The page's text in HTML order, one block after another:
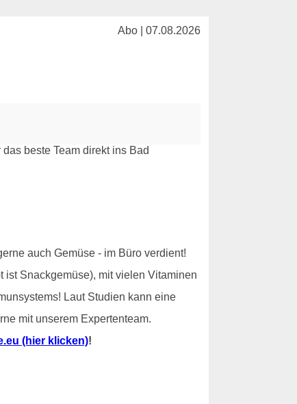
Abo | 07.08.2026
auch Gemüse - im Büro verdient!
Snackgemüse), mit vielen Vitaminen
Laut Studien kann eine
mit unserem Expertenteam.
(hier klicken)!